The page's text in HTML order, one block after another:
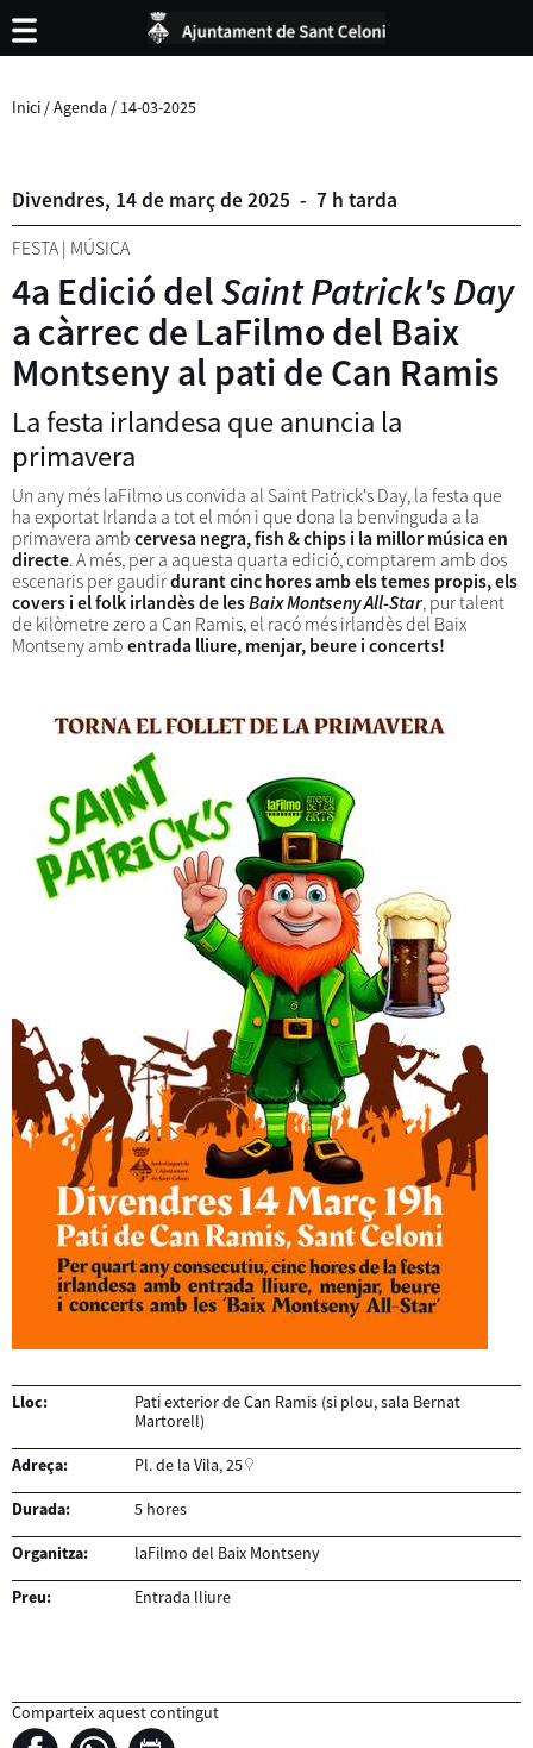
Inici /Agenda / 14-03-2025
Divendres, 14de marçde2025 - 7 h tarda
FESTA | MÚSICA
4a Edició delSaint Patrick's Day
a càrrec de LaFilmo del Baix
Montseny al pati de Can Ramis
La festa irlandesa que anuncia la
primavera
Un any més laFilmo us convida al Saint Patrick's Day, la festa que
ha exportat Irlanda a tot el món i que dona la benvinguda a la
primavera amb cervesa negra, fish & chips i la millor música en
directe. A més, per a aquesta quarta edició, comptarem amb dos
escenaris per gaudirdurant cinc hores amb els temes propis, els
covers i el folk irlandès de lesBaix Montseny All-Star, pur talent
de kilòmetre zero a Can Ramis, el racó més irlandès del Baix
Montseny amb entrada lliure, menjar, beure i concerts!
Lloc:
Pati exterior de Can Ramis (si plou, sala Bernat
Martorell)
Adreça: Pl. de la Vila, 25
Durada: 5 hores
Organitza: laFilmo del Baix Montseny
Preu: Entrada lliure
Comparteix aquest contingut